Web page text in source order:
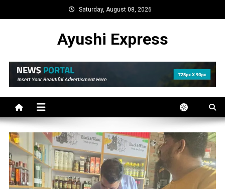
to
Saturday, August 08, 2026
Ayushi Express